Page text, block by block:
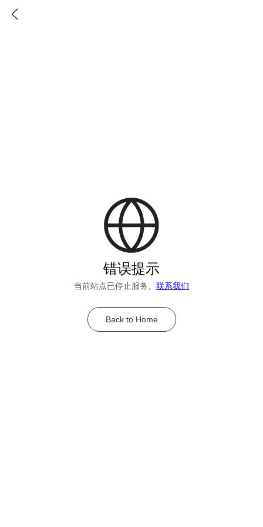
错误提示
当前站点已停止服务。 联系我们
Back to Home